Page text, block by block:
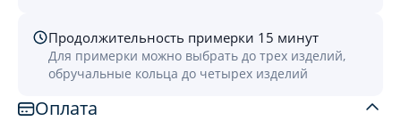
Продолжительность примерки 15 минут
Для примерки можно выбрать до трех изделий,
обручальные кольца до четырех изделий
Оплата